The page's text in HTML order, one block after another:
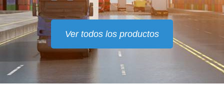
Ver todos los productos